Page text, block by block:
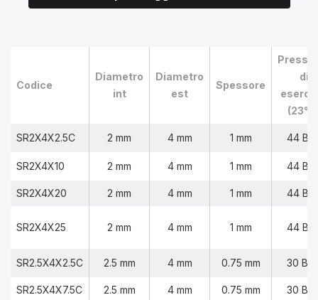
Codice
Diametro
int
Diametro
est
Spessore
di
SR2X4X2.5C 2 mm 4 mm 1 mm 44
SR2X4X10 2 mm 4 mm 1 mm 44
SR2X4X20 2 mm 4 mm 1 mm 44
SR2X4X25 2 mm 4 mm 1 mm 44
SR2.5X4X2.5C 2.5 mm 4 mm 0.75 mm 30
SR2.5X4X7.5C 2.5 mm 4 mm 0.75 mm 30